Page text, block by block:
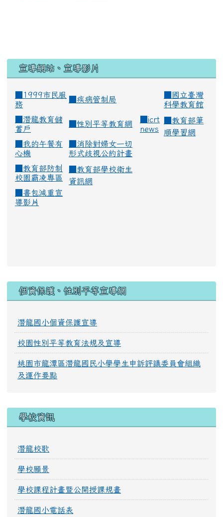
宣導網站、宣導影片
■1999市民服
務
疾病管制局
國立臺灣
科學教育館
潛龍教育儲
蓄戶
性別平等教育網
icrt
news
教育部筆
順學習網
我的午餐有
心機
消除對婦女一切
形式歧視公約計畫
教育部防制
校園霸凌專區
教育部學校衛生
資訊網
書包減重宣
導影片
個資保護、性別平等宣導網
潛龍國小個資保護宣導
校園性別平等教育法規及宣導
桃園市龍潭區潛龍國民小學學生申訴評議委員會組織
及運作要點
學校資訊
潛龍校歌
學校願景
學校課程計畫暨公開授課規畫
潛龍國小電話表